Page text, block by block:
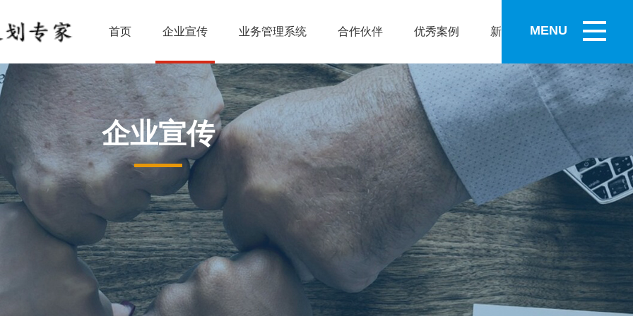
首页 企业宣传 业务管理系统 合作伙伴 优秀案例 新闻资讯MENU
企业宣传